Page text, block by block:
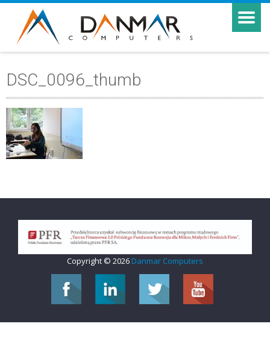
DSC_0096_thumb
Copyright © 2026 Danmar Computers